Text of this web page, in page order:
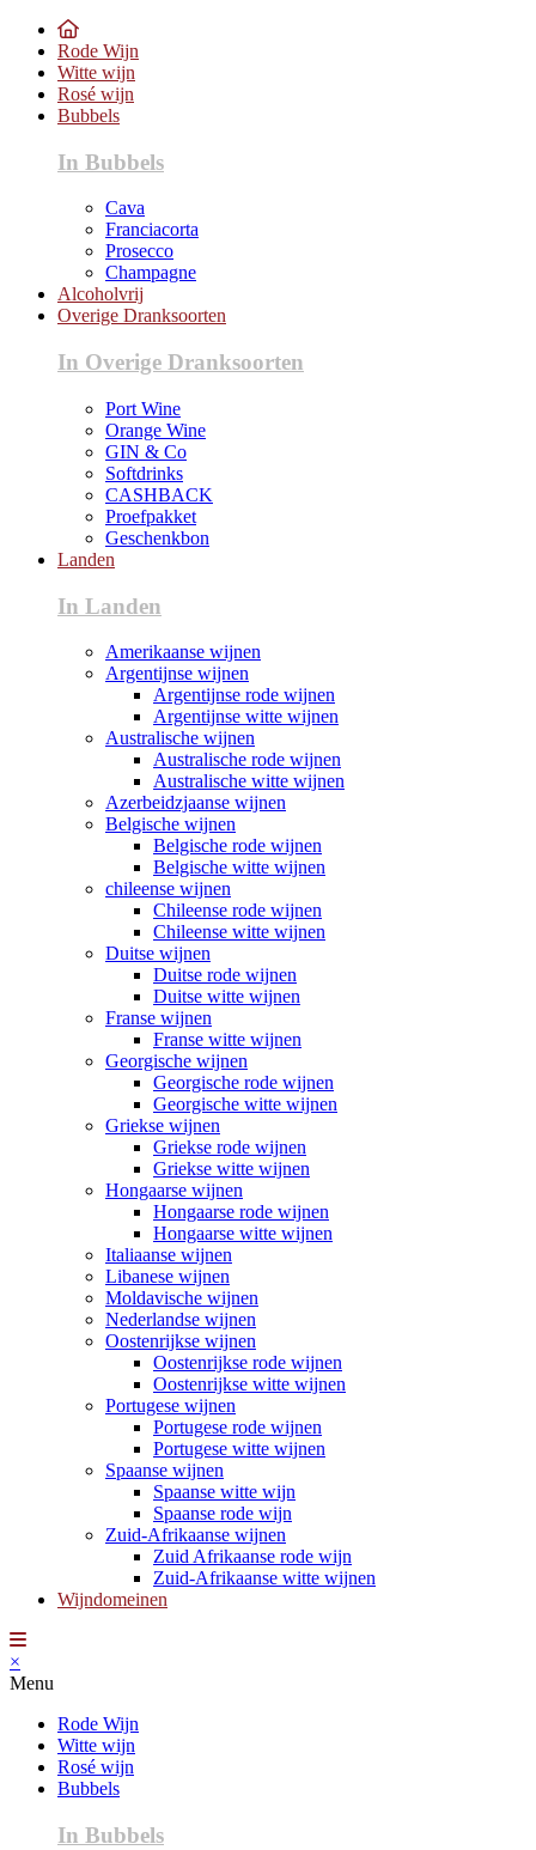
Rode Wijn
Witte wijn
Rosé wijn
Bubbels
In Bubbels
Cava
Franciacorta
Prosecco
Champagne
Alcoholvrij
Overige Dranksoorten
In Overige Dranksoorten
Port Wine
Orange Wine
GIN & Co
Softdrinks
CASHBACK
Proefpakket
Geschenkbon
Landen
In Landen
Amerikaanse wijnen
Argentijnse wijnen
Argentijnse rode wijnen
Argentijnse witte wijnen
Australische wijnen
Australische rode wijnen
Australische witte wijnen
Azerbeidzjaanse wijnen
Belgische wijnen
Belgische rode wijnen
Belgische witte wijnen
chileense wijnen
Chileense rode wijnen
Chileense witte wijnen
Duitse wijnen
Duitse rode wijnen
Duitse witte wijnen
Franse wijnen
Franse witte wijnen
Georgische wijnen
Georgische rode wijnen
Georgische witte wijnen
Griekse wijnen
Griekse rode wijnen
Griekse witte wijnen
Hongaarse wijnen
Hongaarse rode wijnen
Hongaarse witte wijnen
Italiaanse wijnen
Libanese wijnen
Moldavische wijnen
Nederlandse wijnen
Oostenrijkse wijnen
Oostenrijkse rode wijnen
Oostenrijkse witte wijnen
Portugese wijnen
Portugese rode wijnen
Portugese witte wijnen
Spaanse wijnen
Spaanse witte wijn
Spaanse rode wijn
Zuid-Afrikaanse wijnen
Zuid Afrikaanse rode wijn
Zuid-Afrikaanse witte wijnen
Wijndomeinen
×
Menu
Rode Wijn
Witte wijn
Rosé wijn
Bubbels
In Bubbels